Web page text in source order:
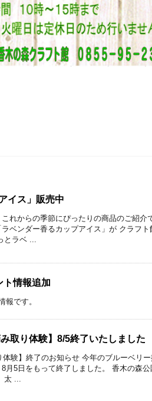
イス」販売中
れからの季節にぴったりの商品のご紹介
ベンダー香るカップアイス」が クラフト
とラベ ...
ト情報追加
報です。
取り体験】8/5終了いたしました
験】終了のお知らせ 今年のブルーベリ
月5日をもって終了しました。 香木の森公
太 ...